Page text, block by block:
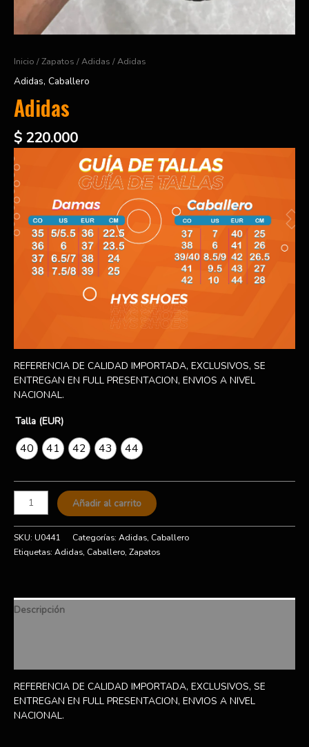
Inicio /Zapatos /Adidas / Adidas
Adidas, Caballero
Adidas
$ 220.000
REFERENCIA DE CALIDAD IMPORTADA, EXCLUSIVOS, SE
ENTREGAN EN FULL PRESENTACION, ENVIOS A NIVEL
NACIONAL.
Talla (EUR)
40 41 42 43 44
Añadir al carrito
SKU: U0441 Categorías: Adidas, Caballero
Etiquetas: Adidas, Caballero, Zapatos
Descripción
REFERENCIA DE CALIDAD IMPORTADA, EXCLUSIVOS, SE
ENTREGAN EN FULL PRESENTACION, ENVIOS A NIVEL
NACIONAL.